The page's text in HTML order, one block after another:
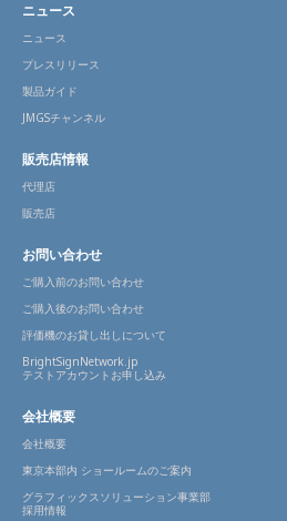
ニュース
ニュース
プレスリリース
製品ガイド
JMGSチャンネル
販売店情報
代理店
販売店
お問い合わせ
ご購入前のお問い合わせ
ご購入後のお問い合わせ
評価機のお貸し出しについて
BrightSignNetwork.jp
テストアカウントお申し込み
会社概要
会社概要
東京本部内 ショールームのご案内
グラフィックスソリューション事業部
採用情報